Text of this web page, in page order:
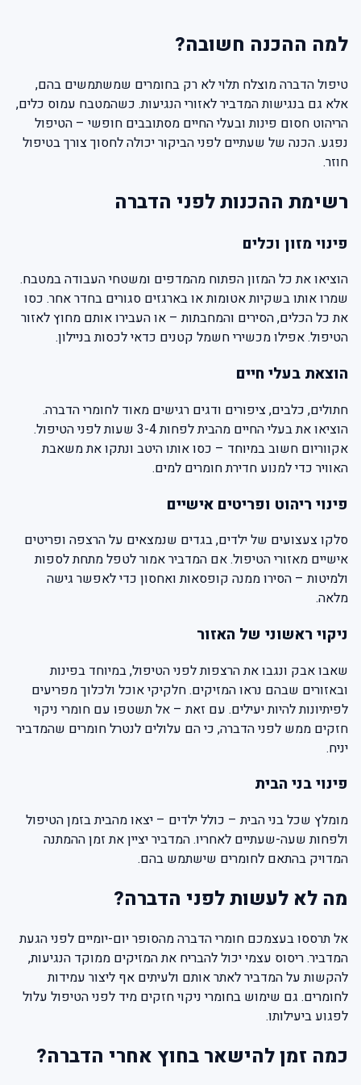
למה ההכנה חשובה?
טיפול הדברה מוצלח תלוי לא רק בחומרים שמשתמשים בהם,
אלא גם בנגישות המדביר לאזורי הנגיעות. כשהמטבח עמוס כלים,
הריהוט חסום פינות ובעלי החיים מסתובבים חופשי – הטיפול
נפגע. הכנה של שעתיים לפני הביקור יכולה לחסוך צורך בטיפול
חוזר.
רשימת ההכנות לפני הדברה
פינוי מזון וכלים
הוציאו את כל המזון הפתוח מהמדפים ומשטחי העבודה במטבח.
שמרו אותו בשקיות אטומות או בארגזים סגורים בחדר אחר. כסו
את כל הכלים, הסירים והמחבתות – או העבירו אותם מחוץ לאזור
הטיפול. אפילו מכשירי חשמל קטנים כדאי לכסות בניילון.
הוצאת בעלי חיים
חתולים, כלבים, ציפורים ודגים רגישים מאוד לחומרי הדברה.
הוציאו את בעלי החיים מהבית לפחות 3-4 שעות לפני הטיפול.
אקווריום חשוב במיוחד – כסו אותו היטב ונתקו את משאבת
האוויר כדי למנוע חדירת חומרים למים.
פינוי ריהוט ופריטים אישיים
סלקו צעצועים של ילדים, בגדים שנמצאים על הרצפה ופריטים
אישיים מאזורי הטיפול. אם המדביר אמור לטפל מתחת לספות
ולמיטות – הסירו ממנה קופסאות ואחסון כדי לאפשר גישה
מלאה.
ניקוי ראשוני של האזור
שאבו אבק ונגבו את הרצפות לפני הטיפול, במיוחד בפינות
ובאזורים שבהם נראו המזיקים. חלקיקי אוכל ולכלוך מפריעים
לפיתיונות להיות יעילים. עם זאת – אל תשטפו עם חומרי ניקוי
חזקים ממש לפני הדברה, כי הם עלולים לנטרל חומרים שהמדביר
יניח.
פינוי בני הבית
מומלץ שכל בני הבית – כולל ילדים – יצאו מהבית בזמן הטיפול
ולפחות שעה-שעתיים לאחריו. המדביר יציין את זמן ההמתנה
המדויק בהתאם לחומרים שישתמש בהם.
מה לא לעשות לפני הדברה?
אל תרססו בעצמכם חומרי הדברה מהסופר יום-יומיים לפני הגעת
המדביר. ריסוס עצמי יכול להבריח את המזיקים ממוקד הנגיעות,
להקשות על המדביר לאתר אותם ולעיתים אף ליצור עמידות
לחומרים. גם שימוש בחומרי ניקוי חזקים מיד לפני הטיפול עלול
לפגוע ביעילותו.
כמה זמן להישאר בחוץ אחרי הדברה?